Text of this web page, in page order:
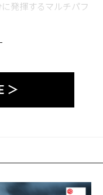
発揮するマルチパフ
＞